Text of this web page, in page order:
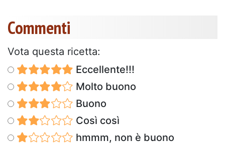
Commenti
Vota questa ricetta:
Eccellente!!!
Molto buono
Buono
Così così
hmmm, non è buono